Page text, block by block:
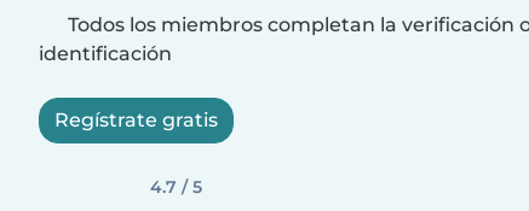
Todos los miembros completan la verificación
identificación
Regístrate gratis
4.7 / 5